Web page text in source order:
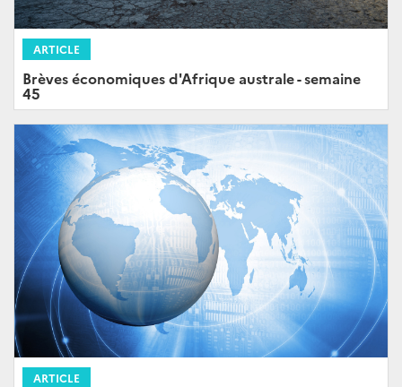
ARTICLE
Brèves économiques d'Afrique australe - semaine
45
ARTICLE